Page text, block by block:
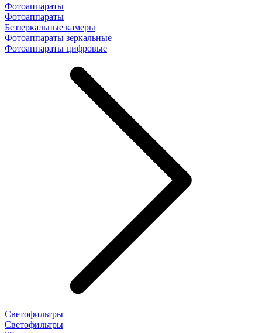
Фотоаппараты
Фотоаппараты
Беззеркальные камеры
Фотоаппараты зеркальные
Фотоаппараты цифровые
Светофильтры
Светофильтры